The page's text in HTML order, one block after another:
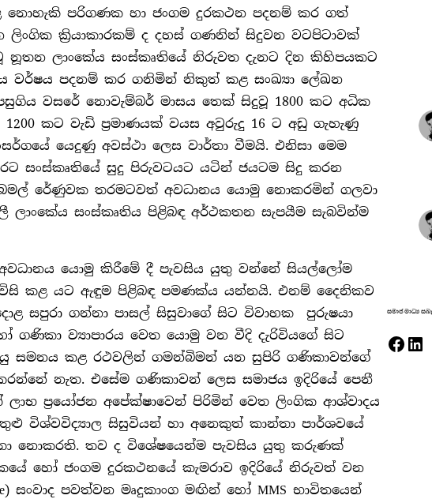
නොහැකි පරිගණක හා ජංගම දුරකථන පදනම් කර ගත්
ලිංගික ක්‍රියාකාරකම් ද දහස් ගණනින් සිදුවන වටපිටාවක්
ලාංකේය සංස්කෘතියේ නිරුවත දැනට දින කිහිපයකට
වර්ෂය පදනම් කර ගනිමින් නිකුත් කළ සංඛ්‍යා ලේඛන
වසරේ නොවැම්බර් මාසය තෙක් සිදුවූ 1800 කට අධික
කට වැඩි ප්‍රමාණයක් වයස අවුරුදු 16 ට අඩු ගැහැණු
යෙදුණු අවස්ථා ලෙස වාර්තා වීමයි. එනිසා මෙම
සංස්කෘතියේ සුදු පිරුවටයට යටින් ජයටම සිදු කරන
රේණුවක තරමටවත් අවධානය යොමු නොකරමින් ගලවා
සංස්කෘතිය පිළිබඳ අර්ථකතන සැපයීම සැබවින්ම
යොමු කිරීමේ දී පැවසිය යුතු වන්නේ සියල්ලෝම
කළ යට ඇඳුම පිළිබඳ පමණක්ය යන්නයි. එනම් දෛනිකව
සපුරා ගන්නා පාසල් සිසුවාගේ සිට විවාහක පුරුෂයා
ගණිකා ව්‍යාපාරය වෙත යොමු වන වීදි දැරිවියගේ සිට
සමනය කළ රථවලින් ගමන්බිමන් යන සුපිරි ගණිකාවන්ගේ
නැත. එසේම ගණිකාවන් ලෙස සමාජය ඉදිරියේ පෙනී
ප්‍රයෝජන අපේක්ෂාවෙන් පිරිමින් වෙත ලිංගික ආශ්වාදය
විශ්වවිද්‍යාල සිසුවියන් හා අනෙකුත් කාන්තා පාර්ශවයේ
නොකරති. තව ද විශේෂයෙන්ම පැවසිය යුතු කරුණක්
හෝ ජංගම දුරකථනයේ කැමරාව ඉදිරියේ නිරුවත් වන
සංවාද පවත්වන මෘදුකාංග මඟින් හෝ MMS භාවිතයෙන්
සමාජ මාධ්‍ය
Facebook LinkedIn